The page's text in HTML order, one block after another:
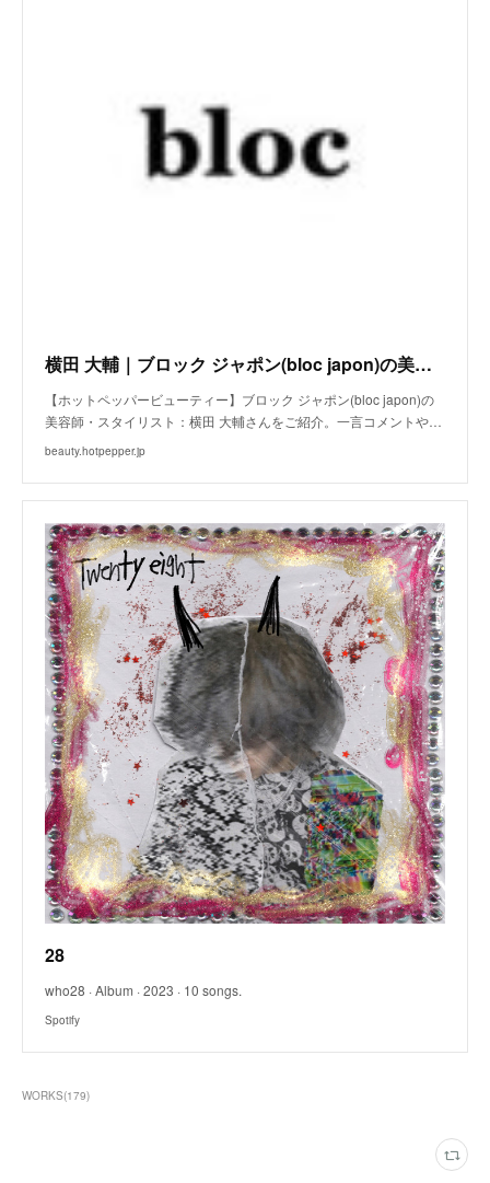
横田 大輔｜ブロック ジャポン(bloc japon)の美容師・スタイリスト｜ホットペッパービューティー
【ホットペッパービューティー】ブロック ジャポン(bloc japon)の
美容師・スタイリスト：横田 大輔さんをご紹介。一言コメントや…
beauty.hotpepper.jp
28
who28 · Album · 2023 · 10 songs.
Spotify
WORKS(179)